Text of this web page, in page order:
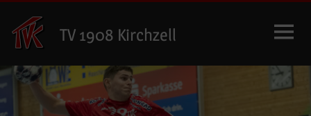
Inhalt
springen
TV 1908 Kirchzell